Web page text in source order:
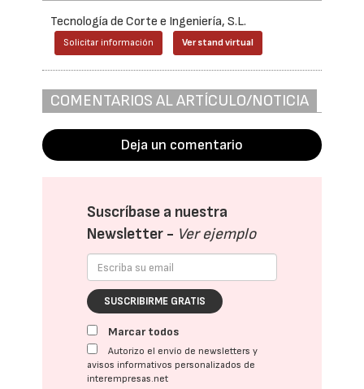
Tecnología de Corte e Ingeniería, S.L.
Solicitar información Ver stand virtual
COMENTARIOS AL ARTÍCULO/NOTICIA
Deja un comentario
Suscríbase a nuestra
Newsletter - Ver ejemplo
SUSCRIBIRME GRATIS
Marcar todos
Autorizo el envío de newsletters y
avisos informativos personalizados de
interempresas.net